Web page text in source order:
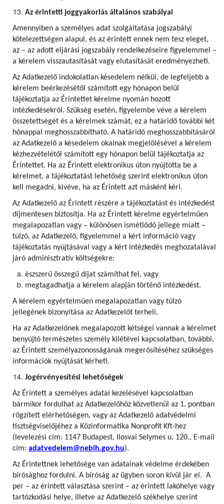
Az érintetti joggyakorlás általános szabályai
Amennyiben a személyes adat szolgáltatása jogszabályi
kötelezettségen alapul, és az érintett ennek nem tesz eleget,
az – az adott eljárási jogszabály rendelkezéseire figyelemmel –
a kérelem visszautasítását vagy elutasítását eredményezheti.
Az Adatkezelő indokolatlan késedelem nélkül, de legfeljebb a
kérelem beérkezésétől számított egy hónapon belül
tájékoztatja az Érintettet kérelme nyomán hozott
intézkedésekről. Szükség esetén, figyelembe véve a kérelem
összetettségét és a kérelmek számát, ez a határidő további két
hónappal meghosszabbítható. A határidő meghosszabbításáról
az Adatkezelő a késedelem okainak megjelölésével a kérelem
kézhezvételétől számított egy hónapon belül tájékoztatja az
Érintettet. Ha az Érintett elektronikus úton nyújtotta be a
kérelmet, a tájékoztatást lehetőség szerint elektronikus úton
kell megadni, kivéve, ha az Érintett azt másként kéri.
Az Adatkezelő az Érintett részére a tájékoztatást és intézkedést
díjmentesen biztosítja. Ha az Érintett kérelme egyértelműen
megalapozatlan vagy – különösen ismétlődő jellege miatt –
túlzó, az Adatkezelő, figyelemmel a kért információ vagy
tájékoztatás nyújtásával vagy a kért intézkedés meghozatalával
járó adminisztratív költségekre:
észszerű összegű díjat számíthat fel, vagy
megtagadhatja a kérelem alapján történő intézkedést.
A kérelem egyértelműen megalapozatlan vagy túlzó
jellegének bizonyítása az Adatkezelőt terheli.
Ha az Adatkezelőnek megalapozott kétségei vannak a kérelmet
benyújtó természetes személy kilétével kapcsolatban, további,
az Érintett személyazonosságának megerősítéséhez szükséges
információk nyújtását kérheti.
Jogérvényesítési lehetőségek
Az Érintett a személyes adatai kezelésével kapcsolatban
bármikor fordulhat az Adatkezelőhöz közvetlenül az 1. pontban
rögzített elérhetőségen, vagy az Adatkezelő adatvédelmi
tisztségviselőjéhez a Közinformatika Nonprofit Kft-hez
(levelezési cím: 1147 Budapest, Ilosvai Selymes u. 120., E-mail
cím: adatvedelem@nebih.gov.hu).
Az Érintettnek lehetősége van adatainak védelme érdekében
bírósághoz fordulni. A bíróság az ügyben soron kívül jár el. A
per – az érintett választása szerint – az érintett lakóhelye vagy
tartózkodási helye, illetve az Adatkezelő székhelye szerint